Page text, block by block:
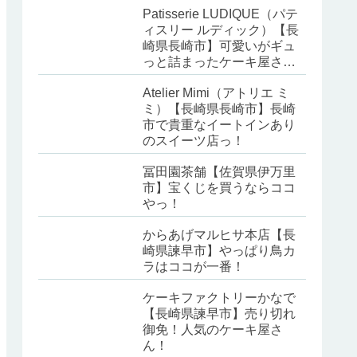
Patisserie LUDIQUE（パテ
ィスリー ルディック）【長
崎県長崎市】可愛いがギュ
っと詰まったケーキ屋さ
ん！
Atelier Mimi（アトリエ ミ
ミ）【長崎県長崎市】長崎
市で貴重なイートインあり
のスイーツ店っ！
冨田園茶舗【佐賀県伊万里
市】宝くじを買うならココ
やっ！
からあげマルヒサ本店【長
崎県諫早市】やっぱり鳥カ
ラはココが一番！
ケーキファクトリーかなで
【長崎県諫早市】売り切れ
御免！人気のケーキ屋さ
ん！